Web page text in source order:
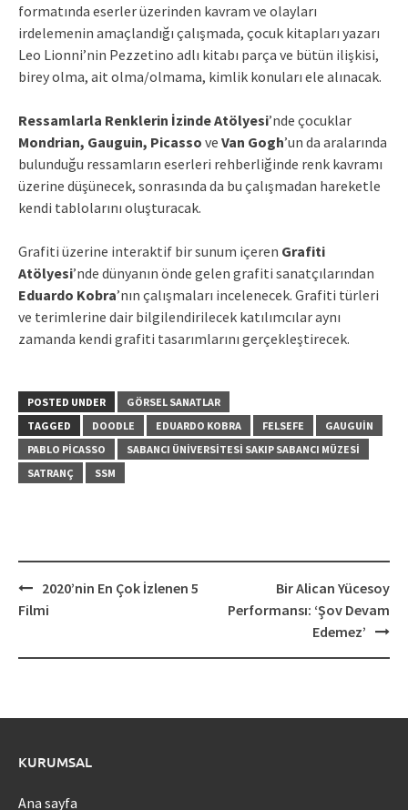
formatında eserler üzerinden kavram ve olayları
irdelemenin amaçlandığı çalışmada, çocuk kitapları yazarı
Leo Lionni’nin Pezzetino adlı kitabı parça ve bütün ilişkisi,
birey olma, ait olma/olmama, kimlik konuları ele alınacak.
Ressamlarla Renklerin İzinde Atölyesi’nde çocuklar
Mondrian, Gauguin, Picasso ve Van Gogh’un da aralarında
bulunduğu ressamların eserleri rehberliğinde renk kavramı
üzerine düşünecek, sonrasında da bu çalışmadan hareketle
kendi tablolarını oluşturacak.
Grafiti üzerine interaktif bir sunum içeren Grafiti
Atölyesi’nde dünyanın önde gelen grafiti sanatçılarından
Eduardo Kobra’nın çalışmaları incelenecek. Grafiti türleri
ve terimlerine dair bilgilendirilecek katılımcılar aynı
zamanda kendi grafiti tasarımlarını gerçekleştirecek.
POSTED UNDER
GÖRSEL SANATLAR
TAGGED
DOODLE EDUARDO KOBRA FELSEFE
GAUGUIN
PABLO PICASSO
SABANCI ÜNIVERSITESI SAKIP SABANCI MÜZESI
SATRANÇ
SSM
Post
navigation
2020’nin En Çok İzlenen 5
Filmi
Bir Alican Yücesoy
Performansı: ‘Şov Devam
Edemez’
KURUMSAL
Ana sayfa